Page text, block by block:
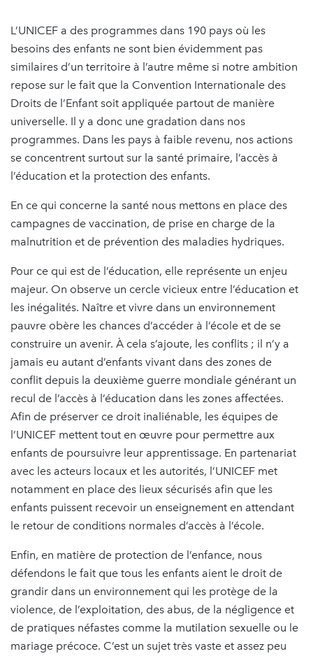
L’UNICEF a des programmes dans 190 pays où les
besoins des enfants ne sont bien évidemment pas
similaires d’un territoire à l’autre même si notre ambition
repose sur le fait que la Convention Internationale des
Droits de l’Enfant soit appliquée partout de manière
universelle. Il y a donc une gradation dans nos
programmes. Dans les pays à faible revenu, nos actions
se concentrent surtout sur la santé primaire, l’accès à
l’éducation et la protection des enfants.
En ce qui concerne la santé nous mettons en place des
campagnes de vaccination, de prise en charge de la
malnutrition et de prévention des maladies hydriques.
Pour ce qui est de l’éducation, elle représente un enjeu
majeur. On observe un cercle vicieux entre l’éducation et
les inégalités. Naître et vivre dans un environnement
pauvre obère les chances d’accéder à l’école et de se
construire un avenir. À cela s’ajoute, les conflits ; il n’y a
jamais eu autant d’enfants vivant dans des zones de
conflit depuis la deuxième guerre mondiale générant un
recul de l’accès à l’éducation dans les zones affectées.
Afin de préserver ce droit inaliénable, les équipes de
l’UNICEF mettent tout en œuvre pour permettre aux
enfants de poursuivre leur apprentissage. En partenariat
avec les acteurs locaux et les autorités, l’UNICEF met
notamment en place des lieux sécurisés afin que les
enfants puissent recevoir un enseignement en attendant
le retour de conditions normales d’accès à l’école.
Enfin, en matière de protection de l’enfance, nous
défendons le fait que tous les enfants aient le droit de
grandir dans un environnement qui les protège de la
violence, de l’exploitation, des abus, de la négligence et
de pratiques néfastes comme la mutilation sexuelle ou le
mariage précoce. C’est un sujet très vaste et assez peu